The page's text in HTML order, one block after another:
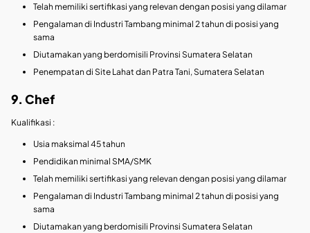
Telah memiliki sertifikasi yang relevan dengan posisi yang dilamar
Pengalaman di Industri Tambang minimal 2 tahun di posisi yang
sama
Diutamakan yang berdomisili Provinsi Sumatera Selatan
Penempatan di Site Lahat dan Patra Tani, Sumatera Selatan
9. Chef
Kualifikasi :
Usia maksimal 45 tahun
Pendidikan minimal SMA/SMK
Telah memiliki sertifikasi yang relevan dengan posisi yang dilamar
Pengalaman di Industri Tambang minimal 2 tahun di posisi yang
sama
Diutamakan yang berdomisili Provinsi Sumatera Selatan